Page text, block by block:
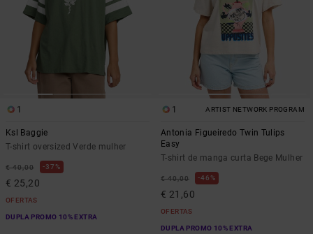
1
Ksl Baggie
T-shirt oversized Verde mulher
€ 40,00 37%
€ 25,20
OFERTAS
DUPLA PROMO 10% EXTRA
1 ARTIST NETWORK PROGRAM
Antonia Figueiredo Twin Tulips
Easy
T-shirt de manga curta Bege Mulher
€ 40,00 46%
€ 21,60
OFERTAS
DUPLA PROMO 10% EXTRA